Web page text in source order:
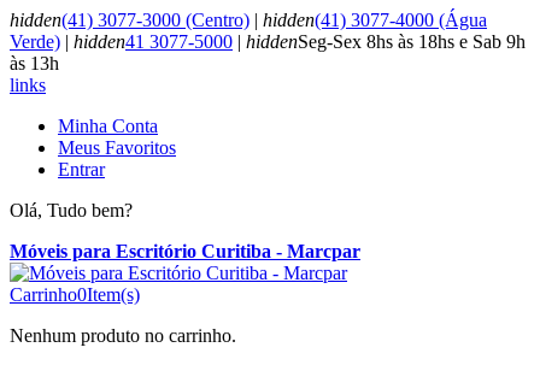
hidden(41) 3077-3000 (Centro) | hidden(41) 3077-4000 (Água
Verde) | hidden41 3077-5000 | hiddenSeg-Sex 8hs às 18hs e Sab 9h
às 13h
links
Minha Conta
Meus Favoritos
Entrar
Olá, Tudo bem?
Móveis para Escritório Curitiba - Marcpar
Carrinho0Item(s)
Nenhum produto no carrinho.